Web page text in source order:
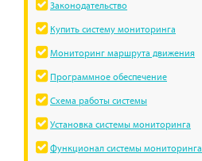
Законодательство
Купить систему мониторинга
Мониторинг маршрута движения
Программное обеспечение
Схема работы системы
Установка системы мониторинга
Функционал системы мониторинга